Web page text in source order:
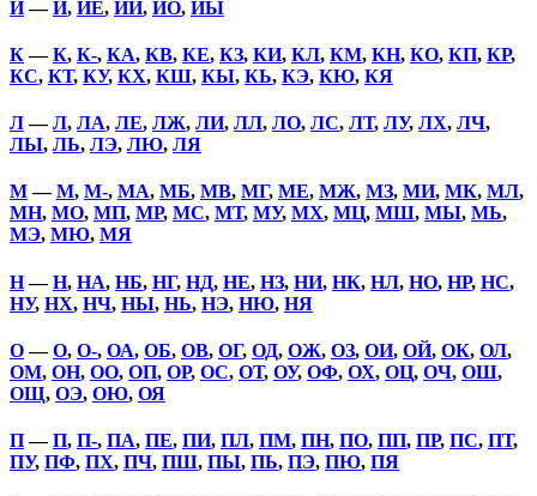
Й—Й, ЙЕ, ЙИ, ЙО, ЙЫ
К—К, К-, КА, КВ, КЕ, КЗ, КИ, КЛ, КМ, КН, КО, КП, КР,
КС, КТ, КУ, КХ, КШ, КЫ, КЬ, КЭ, КЮ, КЯ
Л—Л, ЛА, ЛЕ, ЛЖ, ЛИ, ЛЛ, ЛО, ЛС, ЛТ, ЛУ, ЛХ, ЛЧ,
ЛЫ, ЛЬ, ЛЭ, ЛЮ, ЛЯ
М—М, М-, МА, МБ, МВ, МГ, МЕ, МЖ, МЗ, МИ, МК, МЛ,
МН, МО, МП, МР, МС, МТ, МУ, МХ, МЦ, МШ, МЫ, МЬ,
МЭ, МЮ, МЯ
Н—Н, НА, НБ, НГ, НД, НЕ, НЗ, НИ, НК, НЛ, НО, НР, НС,
НУ, НХ, НЧ, НЫ, НЬ, НЭ, НЮ, НЯ
О—О, О-, ОА, ОБ, ОВ, ОГ, ОД, ОЖ, ОЗ, ОИ, ОЙ, ОК, ОЛ,
ОМ, ОН, ОО, ОП, ОР, ОС, ОТ, ОУ, ОФ, ОХ, ОЦ, ОЧ, ОШ,
ОЩ, ОЭ, ОЮ, ОЯ
П—П, П-, ПА, ПЕ, ПИ, ПЛ, ПМ, ПН, ПО, ПП, ПР, ПС, ПТ,
ПУ, ПФ, ПХ, ПЧ, ПШ, ПЫ, ПЬ, ПЭ, ПЮ, ПЯ